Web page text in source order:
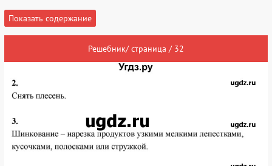
Показать содержание
Решебник/ страница / 32